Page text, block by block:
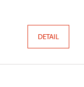
DETAIL